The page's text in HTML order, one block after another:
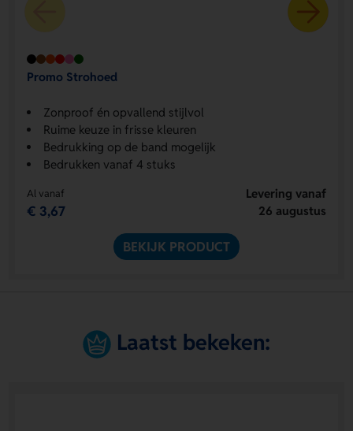
Promo Strohoed
Zonproof én opvallend stijlvol
Ruime keuze in frisse kleuren
Bedrukking op de band mogelijk
Bedrukken vanaf 4 stuks
Al vanaf
€ 3,67
Levering vanaf
26 augustus
BEKIJK PRODUCT
Laatst bekeken: